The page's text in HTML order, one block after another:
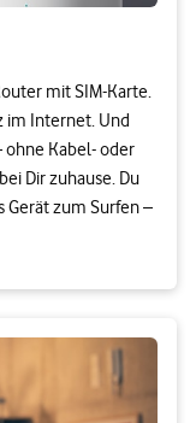
mit SIM-Karte.
im Internet. Und
ohne Kabel- oder
Dir zuhause. Du
Gerät zum Surfen –